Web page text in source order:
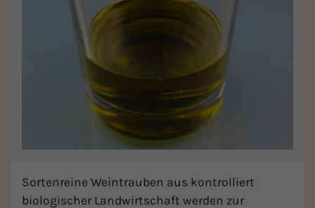
Sortenreine Weintrauben aus kontrolliert
biologischer Landwirtschaft werden zur